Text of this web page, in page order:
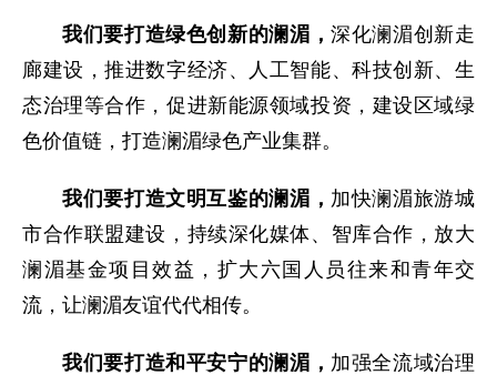
我们要打造绿色创新的澜湄，深化澜湄创新走
廊建设，推进数字经济、人工智能、科技创新、生
态治理等合作，促进新能源领域投资，建设区域绿
色价值链，打造澜湄绿色产业集群。
我们要打造文明互鉴的澜湄， 加快澜湄旅游城
市合作联盟建设，持续深化媒体、智库合作，放大
澜湄基金项目效益，扩大六国人员往来和青年交
流，让澜湄友谊代代相传。
我们要打造和平安宁的澜湄， 加强全流域治理